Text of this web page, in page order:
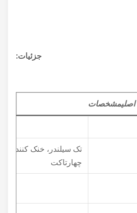
جزئیات:
مشخصات
تک سیلندر، خنک کننده هوا،
چهارتاکت